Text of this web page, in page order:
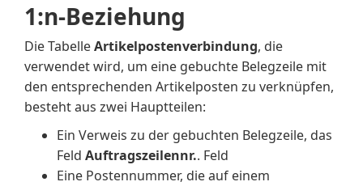
1:n-Beziehung
Die TabelleArtikelpostenverbindung, die
verwendet wird, um eine gebuchte Belegzeile mit
den entsprechenden Artikelposten zu verknüpfen,
besteht aus zwei Hauptteilen:
Ein Verweis zu der gebuchten Belegzeile, das
Feld Auftragszeilennr.. Feld
Eine Postennummer, die auf einem